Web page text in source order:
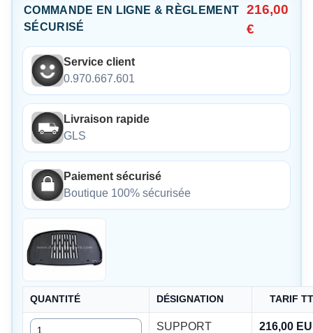
COMMANDE EN LIGNE & RÈGLEMENT
SÉCURISÉ
216,00
€
Service client
0.970.667.601
Livraison rapide
GLS
Paiement sécurisé
Boutique 100% sécurisée
QUANTITÉ DÉSIGNATION TARIF
Quantité
SUPPORT
216,00